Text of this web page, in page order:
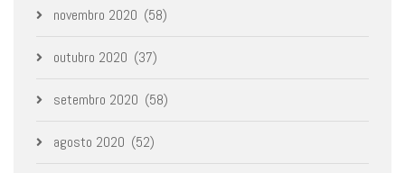
novembro 2020 (58)
outubro 2020 (37)
setembro 2020 (58)
agosto 2020 (52)